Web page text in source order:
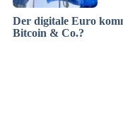
Der digitale Euro
Bitcoin & Co.?